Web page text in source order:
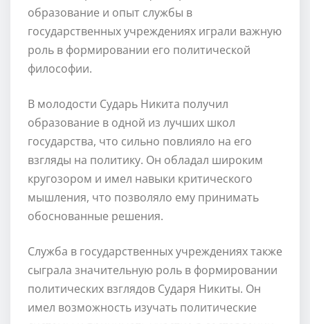
образование и опыт службы в
государственных учреждениях играли важную
роль в формировании его политической
философии.
В молодости Сударь Никита получил
образование в одной из лучших школ
государства, что сильно повлияло на его
взгляды на политику. Он обладал широким
кругозором и имел навыки критического
мышления, что позволяло ему принимать
обоснованные решения.
Служба в государственных учреждениях также
сыграла значительную роль в формировании
политических взглядов Сударя Никиты. Он
имел возможность изучать политические